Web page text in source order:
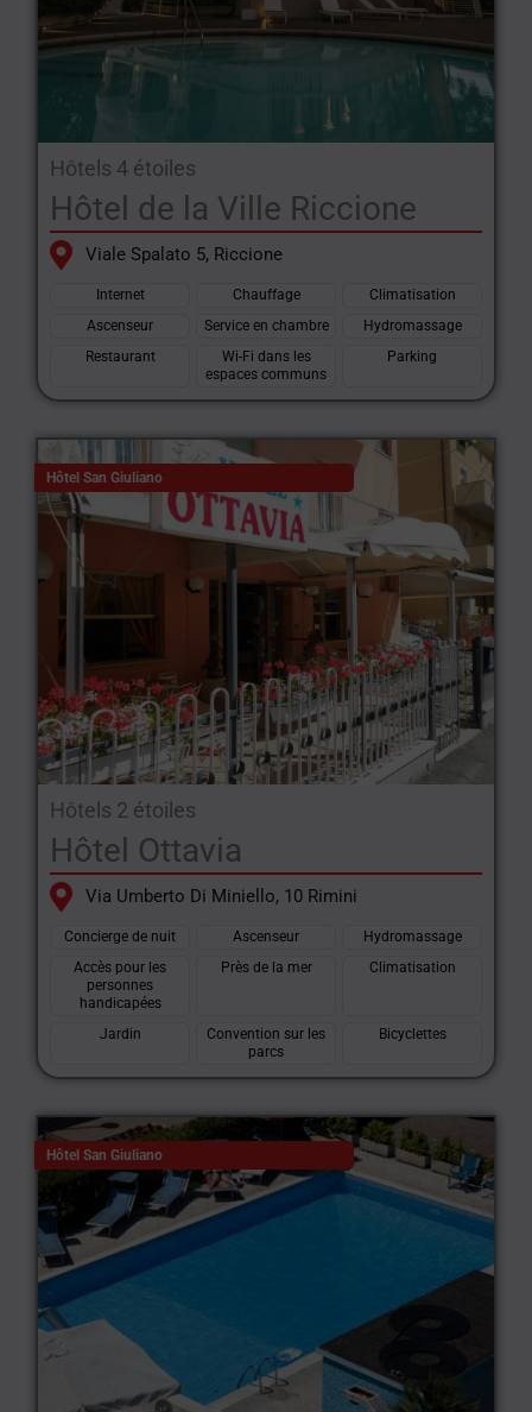
Hôtels 4 étoiles
Hôtel de la Ville Riccione
Viale Spalato 5, Riccione
Internet Chauffage
Climatisation
Ascenseur
Service en chambre
Hydromassage
Restaurant
Wi-Fi dans les
espaces communs
Parking
Hôtel San Giuliano
Hôtels 2 étoiles
Hôtel Ottavia
Via Umberto Di Miniello, 10 Rimini
Concierge de nuit Ascenseur
Hydromassage
Accès pour les
personnes
handicapées
Près de la mer Climatisation
Jardin
Convention sur les
parcs
Bicyclettes
Hôtel San Giuliano